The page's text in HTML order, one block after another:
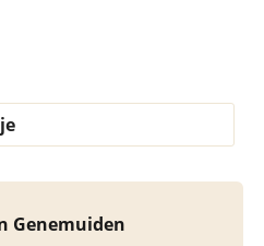
Genemuiden